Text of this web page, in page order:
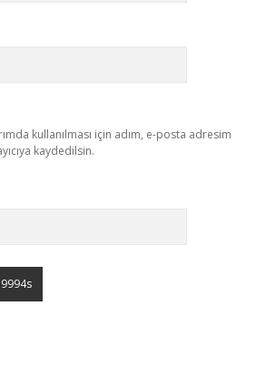
kullanılması için adım, e-posta adresim
kaydedilsin.